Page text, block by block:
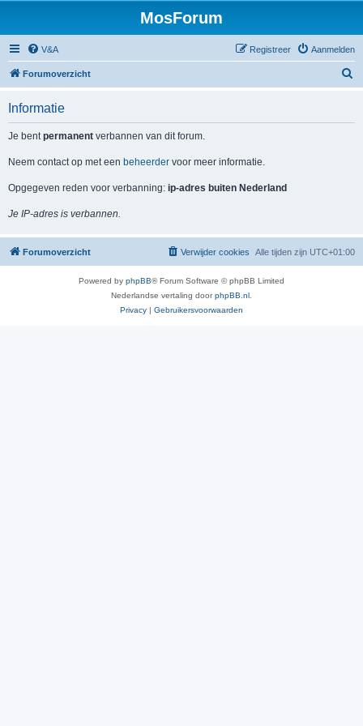
MosForum
V&A Aanmelden
Registreer
Forumoverzicht
Informatie
Je bentpermanent verbannen van dit forum.
Neem contact op met een beheerder voor meer informatie.
Opgegeven reden voor verbanning: ip-adres buiten Nederland
Je IP-adres is verbannen.
Forumoverzicht Alle tijden zijn UTC+01:00
Verwijder cookies
Powered by phpBB® Forum Software © phpBB Limited
Nederlandse vertaling doorphpBB.nl
Privacy | Gebruikersvoorwaarden